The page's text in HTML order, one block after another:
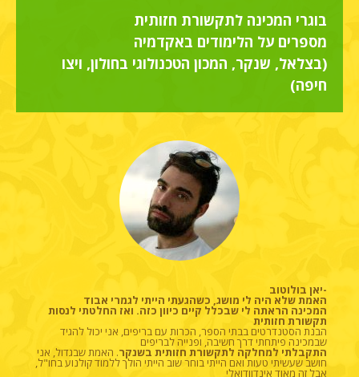
בוגרי המכינה לתקשורת חזותית
מספרים על הלימודים באקדמיה
(בצלאל, שנקר, המכון הטכנולוגי בחולון, ויצו
חיפה)
-יאן בולוטוב
האמת שלא היה לי מושג, כשהגעתי הייתי לגמרי אבוד
המכינה הראתה לי שבכלל קיים כיוון כזה. ואז החלטתי לנסות
תקשורת חזותית
הבנת הסטנדרטים בבתי הספר, הכרות עם בריפים, אני יכול להגיד
שבמכינה פיתחתי דרך חשיבה, ופנייה לבריפים
התקבלתי למחלקה לתקשורת חזותית בשנקר. האמת שבגדול, אני
חושב שעשיתי טעות ואם הייתי בוחר שוב הייתי הולך ללמוד קולנוע בחו"ל,
אבל זה מאוד אינדוודואלי